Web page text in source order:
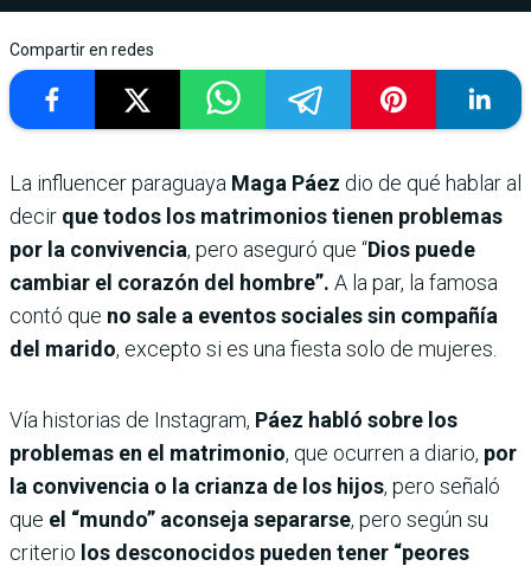
Compartir en redes
La influencer paraguaya Maga Páez dio de qué hablar al
decir que todos los matrimonios tienen problemas
por la convivencia, pero aseguró que “Dios puede
cambiar el corazón del hombre”. A la par, la famosa
contó que no sale a eventos sociales sin compañía
del marido, excepto si es una fiesta solo de mujeres.
Vía historias de Instagram, Páez habló sobre los
problemas en el matrimonio, que ocurren a diario, por
la convivencia o la crianza de los hijos, pero señaló
que el “mundo” aconseja separarse, pero según su
criterio los desconocidos pueden tener “peores